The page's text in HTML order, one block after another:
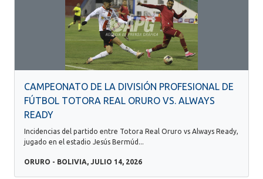
CAMPEONATO DE LA DIVISIÓN PROFESIONAL DE
FÚTBOL TOTORA REAL ORURO VS. ALWAYS
READY
Incidencias del partido entre Totora Real Oruro vs Always Ready,
jugado en el estadio Jesús Bermúd...
ORURO - BOLIVIA, JULIO 14, 2026